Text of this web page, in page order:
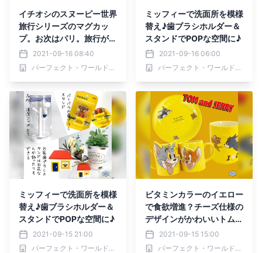
イチオシのスヌーピー世界
旅行シリーズのマグカッ
プ。お次はパリ。旅行が厳
しい今だけど、これで世界
旅行行っちゃおう！今年の
コレクションはこれしかな
2021-09-16 08:40
パーフェクト・ワールド株式会社
ミッフィーで洗面所を模様
替え♪歯ブラシホルダー＆
スタンドでPOPな空間に♪
2021-09-16 06:00
パーフェクト・ワールド株式会社
ミッフィーで洗面所を模様
替え♪歯ブラシホルダー＆
スタンドでPOPな空間に♪
2021-09-15 21:00
パーフェクト・ワールド株式会社
ビタミンカラーのイエロー
で食欲増進？チーズ仕様の
デザインがかわいいトムと
ジェリーのプレート＆マグ
カップ
2021-09-15 15:00
パーフェクト・ワールド株式会社